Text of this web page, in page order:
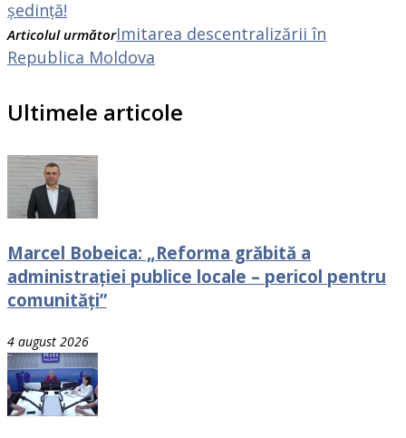
ședință!
Articolul următorImitarea descentralizării în
Republica Moldova
Ultimele articole
Marcel Bobeica: „Reforma grăbită a
administrației publice locale – pericol pentru
comunități”
4 august 2026